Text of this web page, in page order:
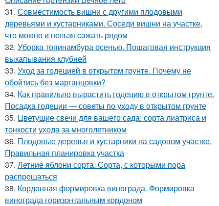
31. Совместимость вишни с другими плодовыми
деревьями и кустарниками. Соседи вишни на участке,
что можно и нельзя сажать рядом
32. Уборка топинамбура осенью. Пошаговая инструкция
выкапывания клубней
33. Уход за годецией в открытом грунте. Почему не
обойтись без марганцовки?
34. Как правильно вырастить годецию в открытом грунте.
Посадка годеции — советы по уходу в открытом грунте
35. Цветущие свечи для вашего сада: сорта лиатриса и
тонкости ухода за многолетником
36. Плодовые деревья и кустарники на садовом участке.
Правильная планировка участка
37. Летние яблони сорта. Сорта, с которыми пора
распрощаться
38. Кордонная формировка винограда. Формировка
винограда горизонтальным кордоном